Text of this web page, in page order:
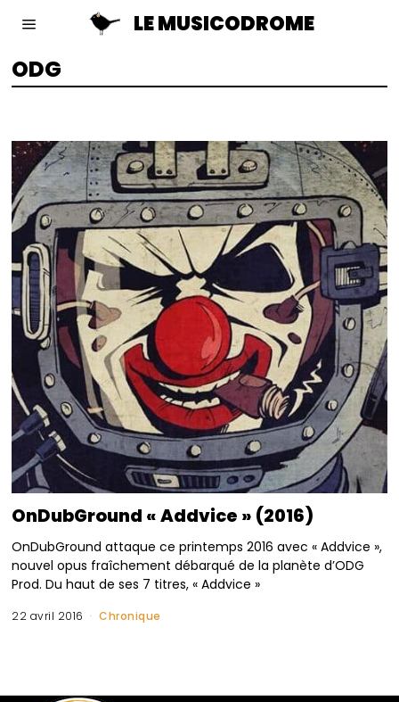
LE MUSICODROME
ODG
OnDubGround « Addvice » (2016)
OnDubGround attaque ce printemps 2016 avec « Addvice »,
nouvel opus fraîchement débarqué de la planète d’ODG
Prod. Du haut de ses 7 titres, « Addvice »
22 avril 2016 Chronique